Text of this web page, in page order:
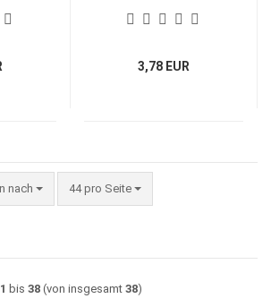
3,78 EUR
nach
nach 44 pro Seite
pro Seite
1 bis 38(von insgesamt 38)